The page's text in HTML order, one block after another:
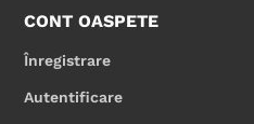
CONT OASPETE
Înregistrare
Autentificare